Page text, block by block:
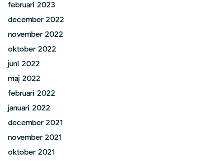
februari 2023
december 2022
november 2022
oktober 2022
juni 2022
maj 2022
februari 2022
januari 2022
december 2021
november 2021
oktober 2021